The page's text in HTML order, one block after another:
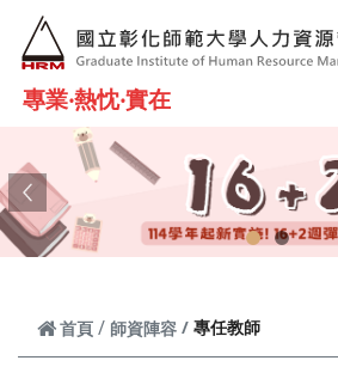
跳到主要內容
專業‧熱忱‧實在
Previous
首頁 師資陣容 專任教師